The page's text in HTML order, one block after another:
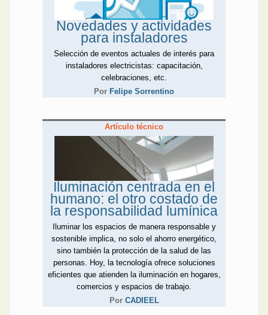
Novedades y actividades
para instaladores
Selección de eventos actuales de interés para
instaladores electricistas: capacitación,
celebraciones, etc.
Por Felipe Sorrentino
Artículo técnico
Iluminación centrada en el
humano: el otro costado de
la responsabilidad lumínica
Iluminar los espacios de manera responsable y
sostenible implica, no solo el ahorro energético,
sino también la protección de la salud de las
personas. Hoy, la tecnología ofrece soluciones
eficientes que atienden la iluminación en hogares,
comercios y espacios de trabajo.
Por CADIEEL